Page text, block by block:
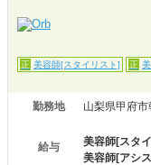
正 美容師[スタイリスト] 正
勤務地 山梨県甲府
給与 美容師[スタ
美容師[アシ